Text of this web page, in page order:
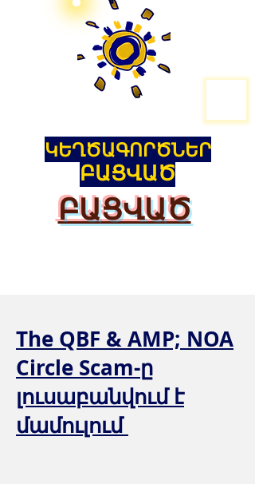
ԿԵՂԾԱԳՈՐԾՆԵՐ
ԲԱՑՎԱԾ
ԲԱՑՎԱԾ
The QBF & AMP; NOA
Circle Scam-ը
լուսաբանվում է
մամուլում